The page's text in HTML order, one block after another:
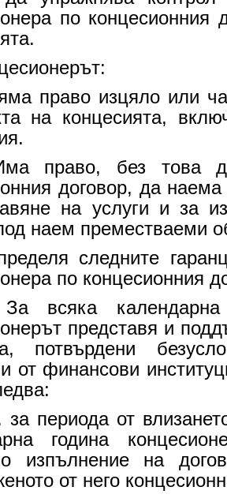
по концесионния
право изцяло или
на концесията,
право, без това
договор, да
на услуги и за
наем преместваеми
следните
по концесионния
всяка
представя и
потвърдени
от финансови
за периода от
година
изпълнение на
от него